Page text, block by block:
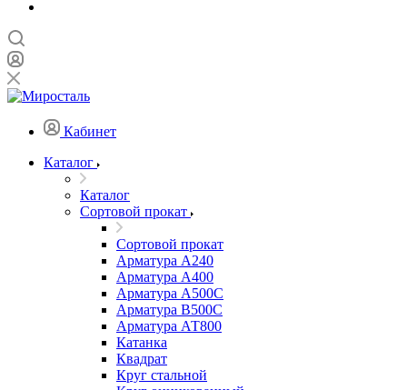
Кабинет
Каталог
Каталог
Сортовой прокат
Сортовой прокат
Арматура А240
Арматура А400
Арматура А500C
Арматура В500С
Арматура АТ800
Катанка
Квадрат
Круг стальной